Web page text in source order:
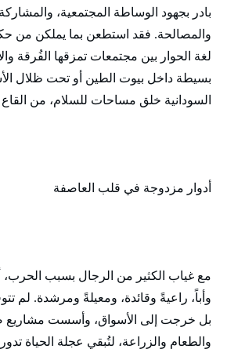
بادر بجهود الوساطة المجتمعية،
والمصالحة. فقد استطعن بما يملكن من
لغة الحوار بين مجتمعات تمزقها الفُرقة
بسيطة داخل بيوت الطين أو تحت ظلال
السودانية خلق مساحات للسلام، من القاع
أدوار مزدوجة في قلب العاصفة
مع غياب الكثير من الرجال بسبب الحرب،
وأباً، راعيةً وقائدة، ومعيلةً ومرشدة. لم
بل خرجت إلى الأسواق، وأسست مشاريع
والطعام والزراعة، لتُبقي عجلة الحياة